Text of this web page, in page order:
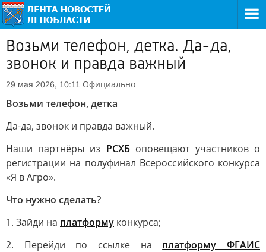
Возьми телефон, детка. Да-да,
звонок и правда важный
29 мая 2026, 10:11 Официально
Возьми телефон, детка
Да-да, звонок и правда важный.
Наши партнёры из РСХБоповещают участников о
регистрации на полуфинал Всероссийского конкурса
«Я в Агро».
Что нужно сделать?
1. Зайди на платформу конкурса;
2. Перейди по ссылке на платформу ФГАИС